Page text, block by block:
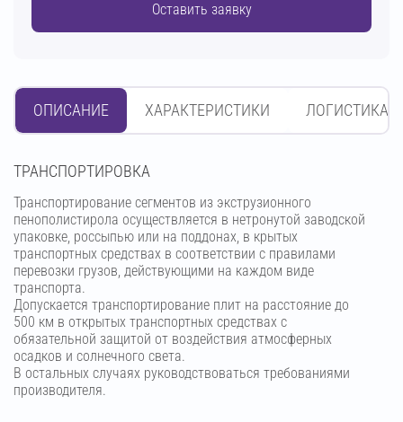
Оставить заявку
ОПИСАНИЕ ХАРАКТЕРИСТИКИ ЛОГИСТИКА
ТРАНСПОРТИРОВКА
Транспортирование сегментов из экструзионного
пенополистирола осуществляется в нетронутой заводской
упаковке, россыпью или на поддонах, в крытых
транспортных средствах в соответствии с правилами
перевозки грузов, действующими на каждом виде
транспорта.
Допускается транспортирование плит на расстояние до
500 км в открытых транспортных средствах с
обязательной защитой от воздействия атмосферных
осадков и солнечного света.
В остальных случаях руководствоваться требованиями
производителя.